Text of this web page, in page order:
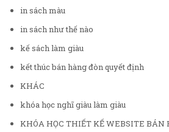
in sách màu
in sách như thế nào
kế sách làm giàu
kết thúc bán hàng đòn quyết định
KHÁC
khóa học nghĩ giàu làm giàu
KHÓA HỌC THIẾT KẾ WEBSITE BÁN